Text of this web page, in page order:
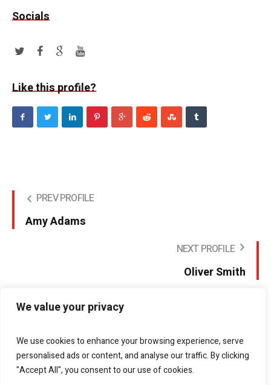
We value your privacy
We use cookies to enhance your browsing experience, serve
personalised ads or content, and analyse our traffic. By clicking
"Accept All", you consent to our use of cookies.
Socials
Like this profile?
PREV PROFILE
Amy Adams
NEXT PROFILE
Oliver Smith